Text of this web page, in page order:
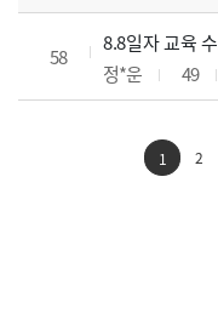
58
8.8일자 교육
정*운 49
1 2